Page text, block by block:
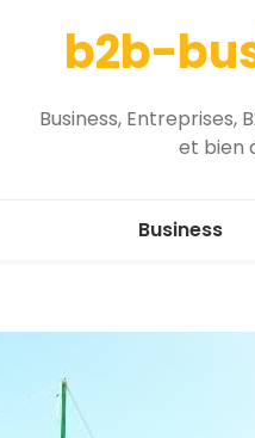
b2b-
Business, Entreprises,
et bien
Business